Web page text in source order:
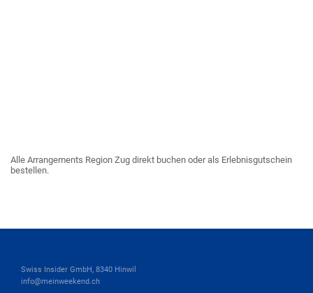
Alle Arrangements Region Zug direkt buchen oder als Erlebnisgutschein
bestellen.
Swiss Insider GmbH, 8340 Hinwil
info@meinweekend.ch